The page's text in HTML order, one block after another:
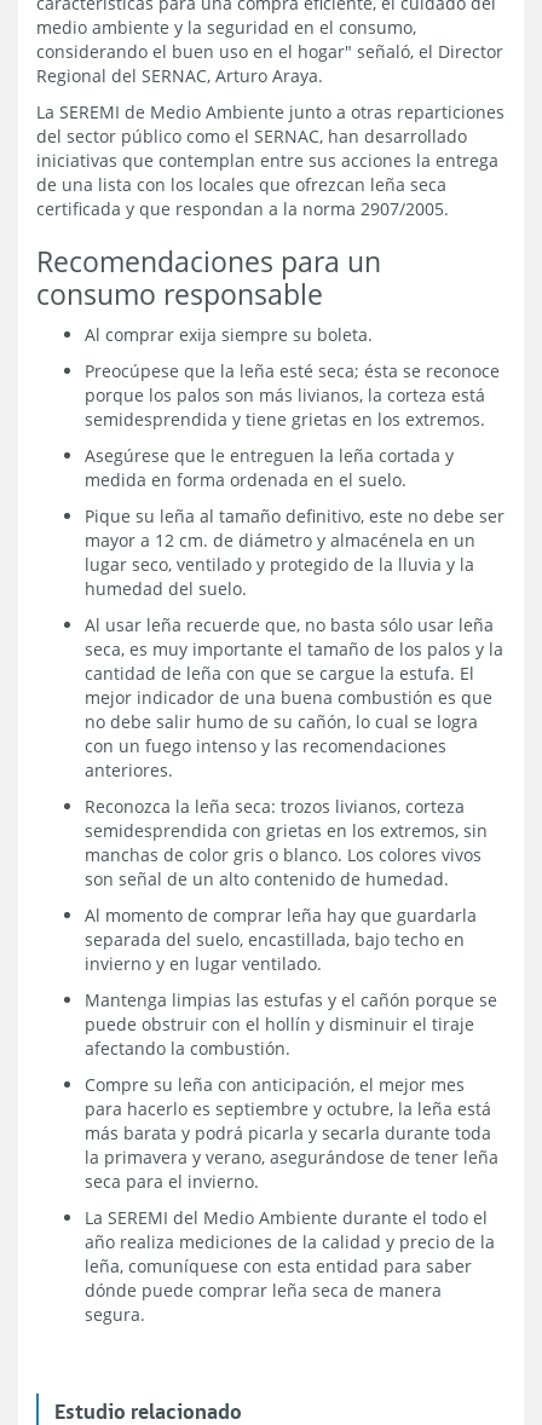
medio ambiente y la seguridad en el consumo,
considerando el buen uso en el hogar" señaló, el Director
Regional del SERNAC, Arturo Araya.
La SEREMI de Medio Ambiente junto a otras reparticiones
del sector público como el SERNAC, han desarrollado
iniciativas que contemplan entre sus acciones la entrega
de una lista con los locales que ofrezcan leña seca
certificada y que respondan a la norma 2907/2005.
Recomendaciones para un
consumo responsable
Al comprar exija siempre su boleta.
Preocúpese que la leña esté seca; ésta se reconoce
porque los palos son más livianos, la corteza está
semidesprendida y tiene grietas en los extremos.
Asegúrese que le entreguen la leña cortada y
medida en forma ordenada en el suelo.
Pique su leña al tamaño definitivo, este no debe ser
mayor a 12 cm. de diámetro y almacénela en un
lugar seco, ventilado y protegido de la lluvia y la
humedad del suelo.
Al usar leña recuerde que, no basta sólo usar leña
seca, es muy importante el tamaño de los palos y la
cantidad de leña con que se cargue la estufa. El
mejor indicador de una buena combustión es que
no debe salir humo de su cañón, lo cual se logra
con un fuego intenso y las recomendaciones
anteriores.
Reconozca la leña seca: trozos livianos, corteza
semidesprendida con grietas en los extremos, sin
manchas de color gris o blanco. Los colores vivos
son señal de un alto contenido de humedad.
Al momento de comprar leña hay que guardarla
separada del suelo, encastillada, bajo techo en
invierno y en lugar ventilado.
Mantenga limpias las estufas y el cañón porque se
puede obstruir con el hollín y disminuir el tiraje
afectando la combustión.
Compre su leña con anticipación, el mejor mes
para hacerlo es septiembre y octubre, la leña está
más barata y podrá picarla y secarla durante toda
la primavera y verano, asegurándose de tener leña
seca para el invierno.
La SEREMI del Medio Ambiente durante el todo el
año realiza mediciones de la calidad y precio de la
leña, comuníquese con esta entidad para saber
dónde puede comprar leña seca de manera
segura.
Estudio relacionado